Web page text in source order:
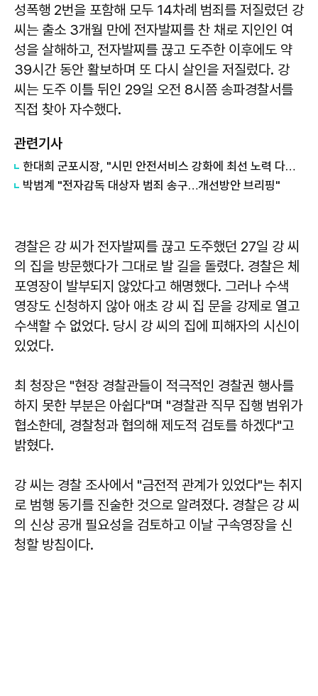
성폭행 2번을 포함해 모두 14차례 범죄를 저질렀던 강
씨는 출소 3개월 만에 전자발찌를 찬 채로 지인인 여
성을 살해하고, 전자발찌를 끊고 도주한 이후에도 약
39시간 동안 활보하며 또 다시 살인을 저질렀다. 강
씨는 도주 이틀 뒤인 29일 오전 8시쯤 송파경찰서를
직접 찾아 자수했다.
관련기사
한대희 군포시장, "시민 안전서비스 강화에 최선 노력 다할 것"
박범계 "전자감독 대상자 범죄 송구…개선방안 브리핑"
경찰은 강 씨가 전자발찌를 끊고 도주했던 27일 강 씨
의 집을 방문했다가 그대로 발 길을 돌렸다. 경찰은 체
포영장이 발부되지 않았다고 해명했다. 그러나 수색
영장도 신청하지 않아 애초 강 씨 집 문을 강제로 열고
수색할 수 없었다. 당시 강 씨의 집에 피해자의 시신이
있었다.
최 청장은 "현장 경찰관들이 적극적인 경찰권 행사를
하지 못한 부분은 아쉽다"며 "경찰관 직무 집행 범위가
협소한데, 경찰청과 협의해 제도적 검토를 하겠다"고
밝혔다.
강 씨는 경찰 조사에서 "금전적 관계가 있었다"는 취지
로 범행 동기를 진술한 것으로 알려졌다. 경찰은 강 씨
의 신상 공개 필요성을 검토하고 이날 구속영장을 신
청할 방침이다.